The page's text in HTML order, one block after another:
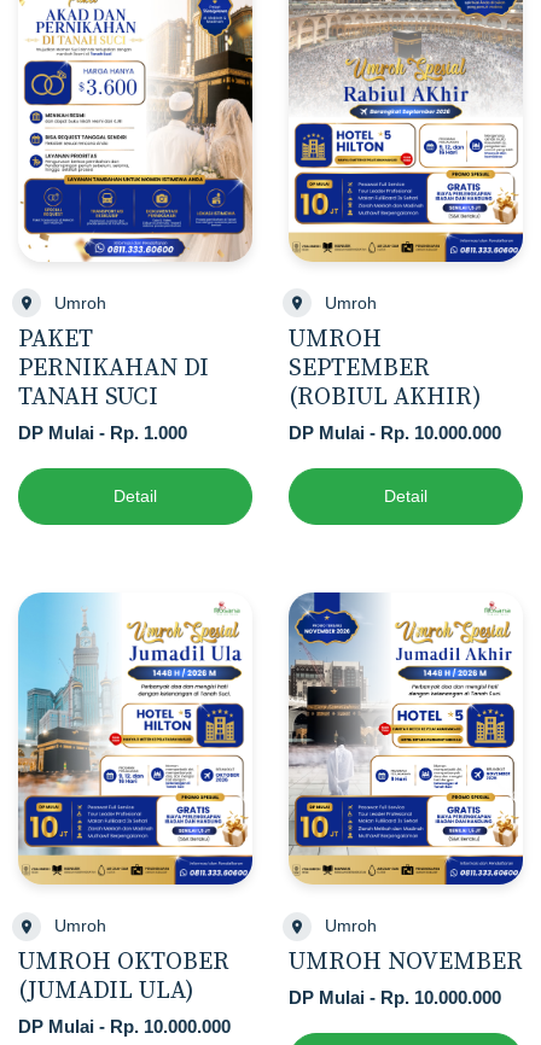
Umroh
PAKET
PERNIKAHAN DI
TANAH SUCI
DP Mulai - Rp. 1.000
Detail
Umroh
UMROH
SEPTEMBER
(ROBIUL AKHIR)
DP Mulai - Rp. 10.000.000
Detail
Umroh
UMROH OKTOBER
(JUMADIL ULA)
DP Mulai - Rp. 10.000.000
Umroh
UMROH NOVEMBER
DP Mulai - Rp. 10.000.000